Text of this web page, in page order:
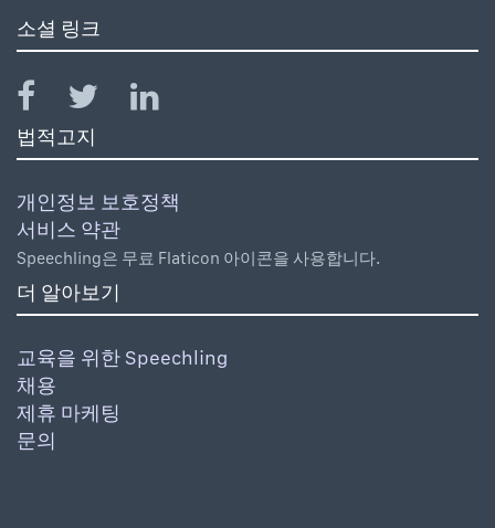
소셜 링크
법적고지
개인정보 보호정책
서비스 약관
Speechling은 무료 Flaticon 아이콘을 사용합니다.
더 알아보기
교육을 위한 Speechling
채용
제휴 마케팅
문의